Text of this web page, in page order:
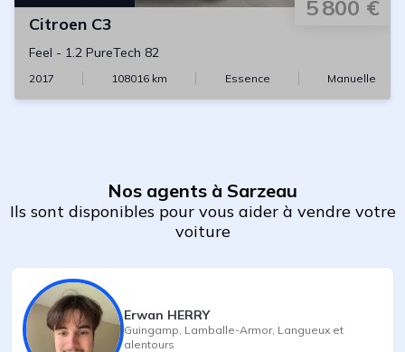
5 800 €
Citroen C3
Feel - 1.2 PureTech 82
2017 108016 km Essence Manuelle
Nos agents à Sarzeau
Ils sont disponibles pour vous aider à vendre votre
voiture
Erwan HERRY
Guingamp Lamballe-Armor, Langueux et
alentours